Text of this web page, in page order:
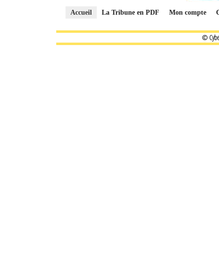
Accueil La Tribune en PDF Mon compte
©